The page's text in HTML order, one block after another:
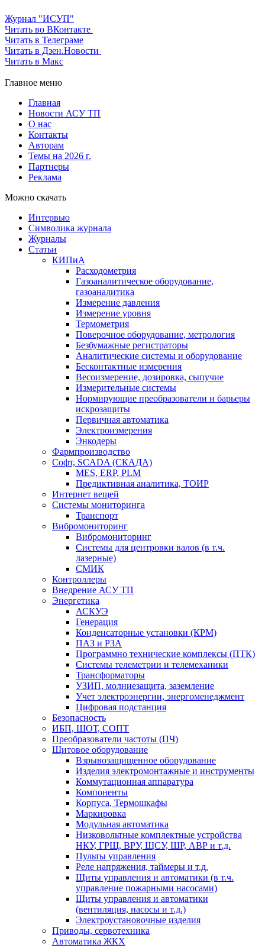
Журнал "ИСУП"
Читать во ВКонтакте
Читать в Телеграме
Читать в Дзен.Новости
Читать в Макс
Главное меню
Главная
Новости АСУ ТП
О нас
Контакты
Авторам
Темы на 2026 г.
Партнеры
Реклама
Можно скачать
Интервью
Символика журнала
Журналы
Статьи
КИПиА
Расходометрия
Газоаналитическое оборудование,
газоаналитика
Измерение давления
Измерение уровня
Термометрия
Поверочное оборудование, метрология
Безбумажные регистраторы
Аналитические системы и оборудование
Бесконтактные измерения
Весоизмерение, дозировка, сыпучие
Измерительные системы
Нормирующие преобразователи и барьеры
искрозащиты
Первичная автоматика
Электроизмерения
Энкодеры
Фармпроизводство
Софт, SCADA (СКАДА)
MES, ERP, PLM
Предиктивная аналитика, ТОИР
Интернет вещей
Системы мониторинга
Транспорт
Вибромониторинг
Вибромониторинг
Системы для центровки валов (в т.ч.
лазерные)
СМИК
Контроллеры
Внедрение АСУ ТП
Энергетика
АСКУЭ
Генерация
Конденсаторные установки (КРМ)
ПАЗ и РЗА
Программно технические комплексы (ПТК)
Системы телеметрии и телемеханики
Трансформаторы
УЗИП, молниезащита, заземление
Учет электроэнергии, энергоменеджмент
Цифровая подстанция
Безопасность
ИБП, ШОТ, СОПТ
Преобразователи частоты (ПЧ)
Щитовое оборудование
Взрывозащищенное оборудование
Изделия электромонтажные и инструменты
Коммутационная аппаратура
Компоненты
Корпуса, Термошкафы
Маркировка
Модульная автоматика
Низковольтные комплектные устройства
НКУ, ГРЩ, ВРУ, ЩСУ, ШР, АВР и т.д.
Пульты управления
Реле напряжения, таймеры и т.д.
Щиты управления и автоматики (в т.ч.
управление пожарными насосами)
Щиты управления и автоматики
(вентиляция, насосы и т.д.)
Электроустановочные изделия
Приводы, сервотехника
Автоматика ЖКХ